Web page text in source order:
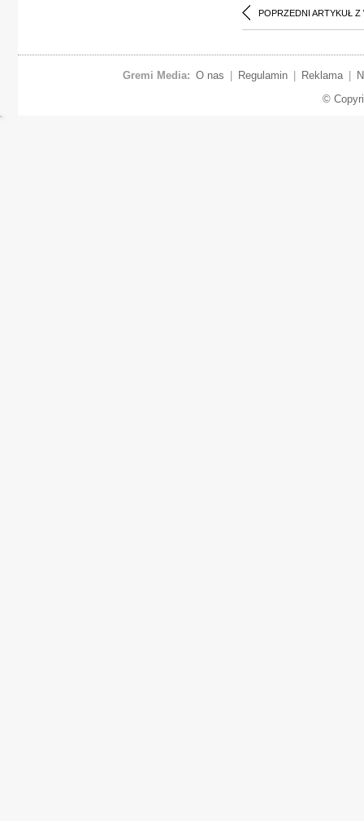
POPRZEDNI ARTYKUŁ Z
Gremi Media: O nas Regulamin Reklama
©